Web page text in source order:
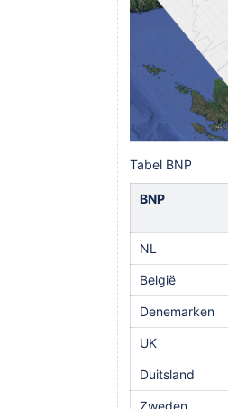
Tabel BNP
BNP
NL
België
Denemarken
UK
Duitsland
Zweden